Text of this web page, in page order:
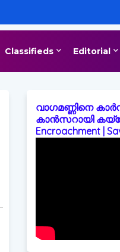
Classifieds Editorial
വാഗമണ്ണിനെ
കാൻസറായി
Encroachment |